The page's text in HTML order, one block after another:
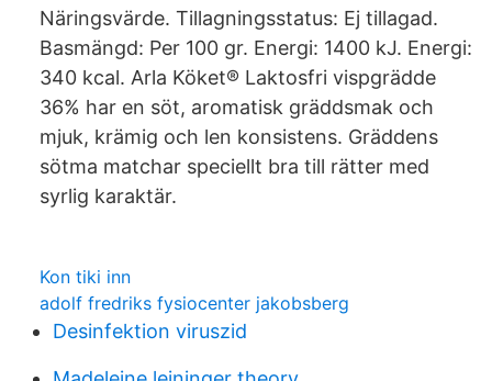
Näringsvärde. Tillagningsstatus: Ej tillagad.
Basmängd: Per 100 gr. Energi: 1400 kJ. Energi:
340 kcal. Arla Köket® Laktosfri vispgrädde
36% har en söt, aromatisk gräddsmak och
mjuk, krämig och len konsistens. Gräddens
sötma matchar speciellt bra till rätter med
syrlig karaktär.
Kon tiki inn
adolf fredriks fysiocenter jakobsberg
Desinfektion viruszid